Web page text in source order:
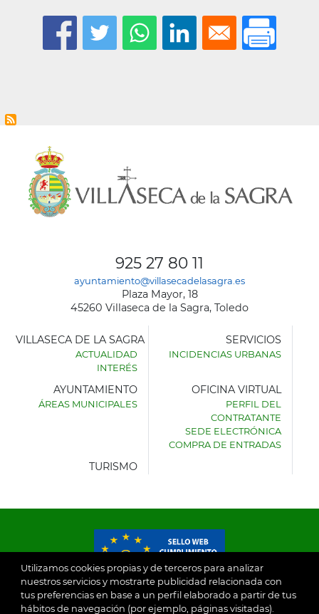
Utilizamos cookies propias y de terceros para analizar
nuestros servicios y mostrarte publicidad relacionada con
tus preferencias en base a un perfil elaborado a partir de tus
hábitos de navegación (por ejemplo, páginas visitadas).
925 27 80 11
ayuntamiento@villasecadelasagra.es
Plaza Mayor, 18
45260 Villaseca de la Sagra, Toledo
AYUNTAMIENTO
VILLASECA DE LA SAGRA
ACTUALIDAD
INTERÉS
SERVICIOS
INCIDENCIAS URBANAS
AYUNTAMIENTO
ÁREAS MUNICIPALES
OFICINA VIRTUAL
PERFIL DEL
CONTRATANTE
SEDE ELECTRÓNICA
COMPRA DE ENTRADAS
TURISMO
© 2026